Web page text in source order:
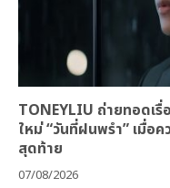
TONEYLIU ถ่ายทอดเรื่
ใหม่ “วันที่ฝนพรำ” เมื่อ
สุดท้าย
07/08/2026